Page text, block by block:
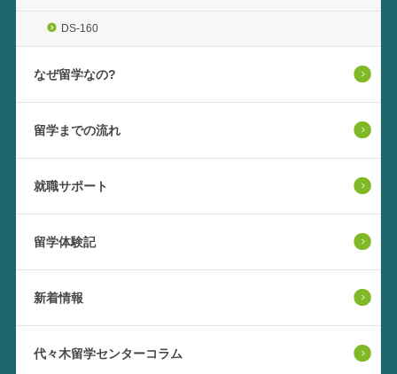
DS-160
なぜ留学なの?
留学までの流れ
就職サポート
留学体験記
新着情報
代々木留学センターコラム